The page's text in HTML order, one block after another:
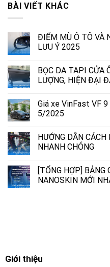
BÀI VIẾT KHÁC
ĐIỂM MÙ Ô TÔ VÀ
LƯU Ý 2025
BỌC DA TAPI CỬA
LƯỢNG, HIỆN ĐẠI
Giá xe VinFast VF
5/2025
HƯỚNG DẪN
NHANH CHÓNG
[TỔNG HỢP]
NANOSKIN MỚI
Giới thiệu